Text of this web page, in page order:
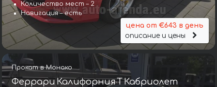
Количество мест – 2
Навигация – есть
цена от €643 в день
описание и цены
Прокат в Монако
Феррари Калифорния Т Кабриолет